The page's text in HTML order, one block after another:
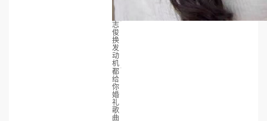
志
俊
换
发
动
机
都
给
你
婚
礼
歌
曲